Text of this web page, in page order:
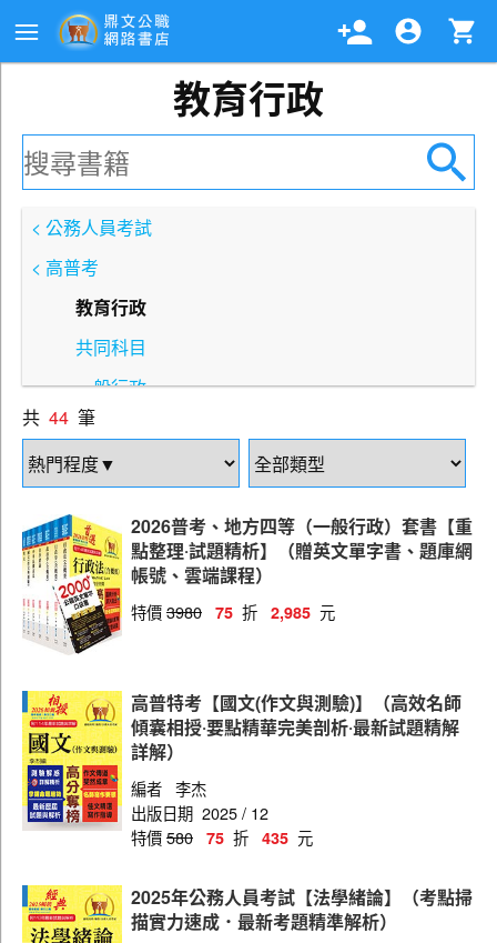
教育行政
< 公務人員考試
< 高普考
教育行政
共同科目
一般行政
一般民政
人事行政
戶政
統計
電信工程
資訊處理
地政
保育人員
會計
經建行政
共 44 筆
2026普考、地方四等（一般行政）套書【重
點整理‧試題精析】（贈英文單字書、題庫網
帳號、雲端課程）
特價3980 75 折 2,985 元
高普特考【國文(作文與測驗)】（高效名師
傾囊相授‧要點精華完美剖析‧最新試題精解
詳解）
編者 李杰
出版日期 2025 / 12
特價580 75 折 435 元
2025年公務人員考試【法學緒論】（考點掃
描實力速成．最新考題精準解析）